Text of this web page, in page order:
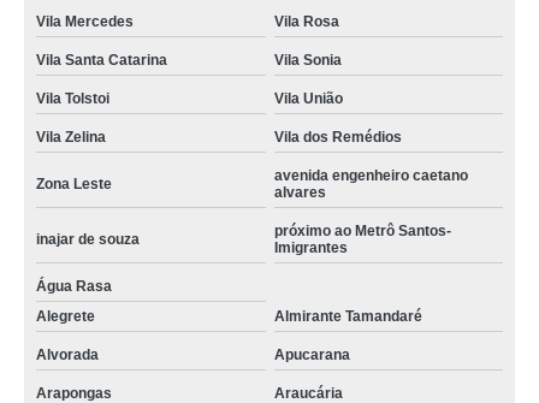
Vila Mercedes Vila Rosa
Vila Santa Catarina Vila Sonia
Vila Tolstoi Vila União
Vila Zelina Vila dos Remédios
Zona Leste
avenida engenheiro caetano
alvares
inajar de souza
próximo ao Metrô Santos-
Imigrantes
Água Rasa
Alegrete
Almirante Tamandaré
Alvorada Apucarana
Arapongas Araucária